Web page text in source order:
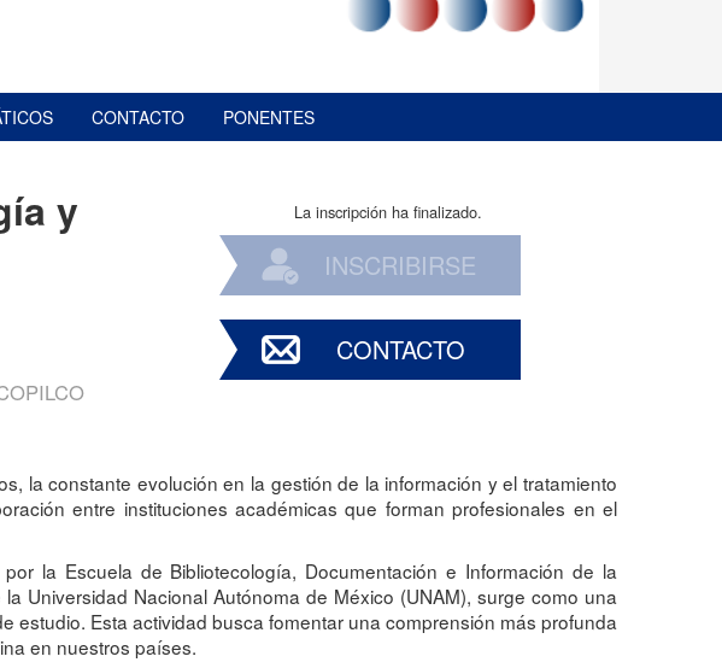
CONTACTO PONENTES
y La inscripción ha finalizado.
INSCRIBIRSE
CONTACTO
la constante evolución en la gestión de la información y el tratamiento
entre instituciones académicas que forman profesionales en el
la Escuela de Bibliotecología, Documentación e Información de la
Universidad Nacional Autónoma de México (UNAM), surge como una
estudio. Esta actividad busca fomentar una comprensión más profunda
en nuestros países.